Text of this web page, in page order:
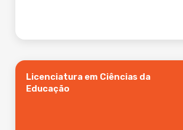
Licenciatura em Ciências da
Educação